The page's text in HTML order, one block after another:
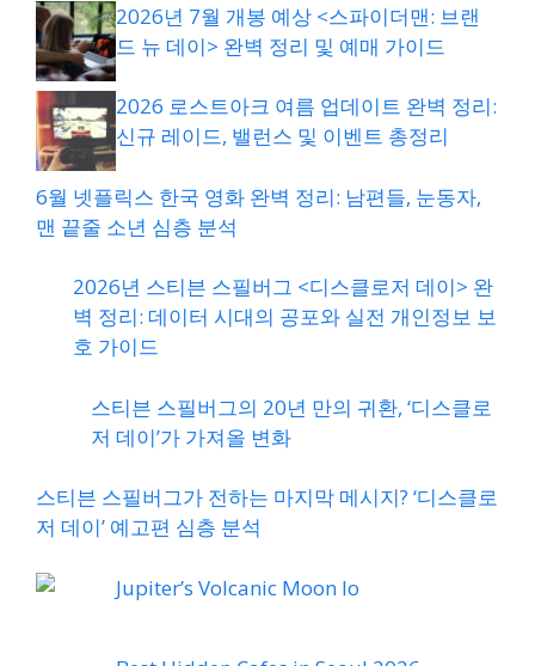
2026년 7월 개봉 예상 <스파이더맨: 브랜
드 뉴 데이> 완벽 정리 및 예매 가이드
2026 로스트아크 여름 업데이트 완벽 정리:
신규 레이드, 밸런스 및 이벤트 총정리
6월 넷플릭스 한국 영화 완벽 정리: 남편들, 눈동자,
맨 끝줄 소년 심층 분석
2026년 스티븐 스필버그 <디스클로저 데이> 완
벽 정리: 데이터 시대의 공포와 실전 개인정보 보
호 가이드
스티븐 스필버그의 20년 만의 귀환, ‘디스클로
저 데이’가 가져올 변화
스티븐 스필버그가 전하는 마지막 메시지? ‘디스클로
저 데이’ 예고편 심층 분석
Jupiter’s Volcanic Moon Io